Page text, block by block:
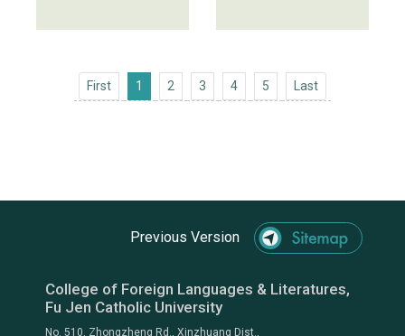
FirstFirst 1 2 3 4 5 LastLast
Previous Version
College of Foreign Languages & Literatures,
Fu Jen Catholic University
No. 510, Zhongzheng Rd., Xinzhuang Dist.,